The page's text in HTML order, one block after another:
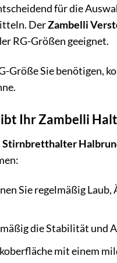
für die
DerZambelli
RG-Größen geeignet.
Größe Sie benötigen,
Ihr Zambelli
Sie regelmäßig Laub,
die Stabilität und
mit einem